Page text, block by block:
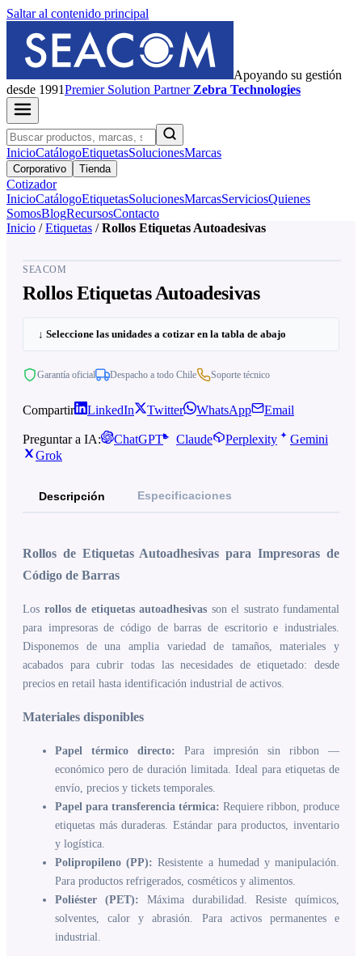
Saltar al contenido principal
Apoyando su gestión
desde 1991PremierSolution Partner Zebra Technologies
InicioCatálogoEtiquetasSolucionesMarcas
Corporativo Tienda
Cotizador
InicioCatálogoEtiquetasSolucionesMarcasServiciosQuienes
SomosBlogRecursosContacto
Inicio / Etiquetas / Rollos Etiquetas Autoadesivas
SEACOM
Rollos Etiquetas Autoadesivas
↓ Seleccione las unidades a cotizar en la tabla de abajo
Garantía oficial Despacho a todo Chile Soporte técnico
Compartir LinkedIn Twitter WhatsApp Email
Preguntar a IA: ChatGPT Claude Perplexity
Gemini
Grok
Descripción Especificaciones
Rollos de Etiquetas Autoadhesivas para Impresoras de
Código de Barras
Los rollos de etiquetas autoadhesivas son el sustrato fundamental
para impresoras de código de barras de escritorio e industriales.
Disponemos de una amplia variedad de tamaños, materiales y
acabados para cubrir todas las necesidades de etiquetado: desde
precios en retail hasta identificación industrial de activos.
Materiales disponibles
Papel térmico directo: Para impresión sin ribbon —
económico pero de duración limitada. Ideal para etiquetas de
envío, precios y tickets temporales.
Papel para transferencia térmica: Requiere ribbon, produce
etiquetas más duraderas. Estándar para productos, inventario
y logística.
Polipropileno (PP): Resistente a humedad y manipulación.
Para productos refrigerados, cosméticos y alimentos.
Poliéster (PET): Máxima durabilidad. Resiste químicos,
solventes, calor y abrasión. Para activos permanentes e
industrial.